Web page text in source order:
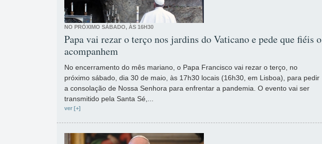
NO PRÓXIMO SÁBADO, ÀS 16H30
Papa vai rezar o terço nos jardins do Vaticano e pede que fiéis o
acompanhem
No encerramento do mês mariano, o Papa Francisco vai rezar o terço, no
próximo sábado, dia 30 de maio, às 17h30 locais (16h30, em Lisboa), para pedir
a consolação de Nossa Senhora para enfrentar a pandemia. O evento vai ser
transmitido pela Santa Sé,...
ver [+]